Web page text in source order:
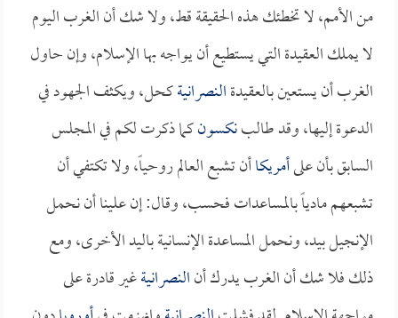
من الأمم، لا تخطئك هذه الحقيقة قط، ولا شك أن الغرب اليوم
لا يملك العقيدة التي يستطيع أن يواجه بها الإسلام، وإن حاول
الغرب أن يستعين بالعقيدةالنصرانيةكحل، ويكثف الجهود في
الدعوة إليها، وقد طالبنكسونكما ذكرت لكم في المجلس
السابق بأن علىأمريكاأن تشبع العالم روحياً، ولا تكتفي أن
تشبعهم مادياً بالمساعدات فحسب، وقال: إن علينا أن نحمل
الإنجيل بيد، ونحمل المساعدة الإنسانية باليد الأخرى، ومع
ذلك فلا شك أن الغرب يدرك أنالنصرانيةغير قادرة على